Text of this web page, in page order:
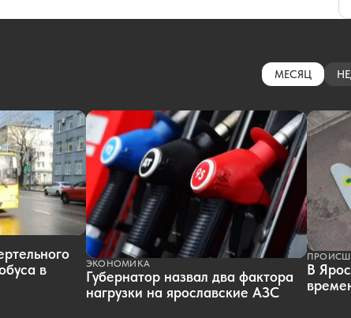
МЕСЯЦ
в
ЭКОНОМИКА
Губернатор назвал два фактора
нагрузки на ярославские АЗС
В